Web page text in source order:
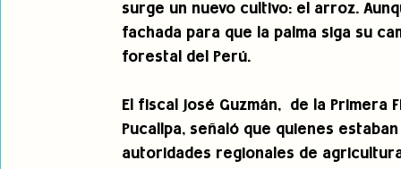
surge un nuevo cultivo: el arroz.
fachada para que la palma siga su
forestal del Perú.
El fiscal José Guzmán,  de la
Pucallpa, señaló que quienes
autoridades regionales de